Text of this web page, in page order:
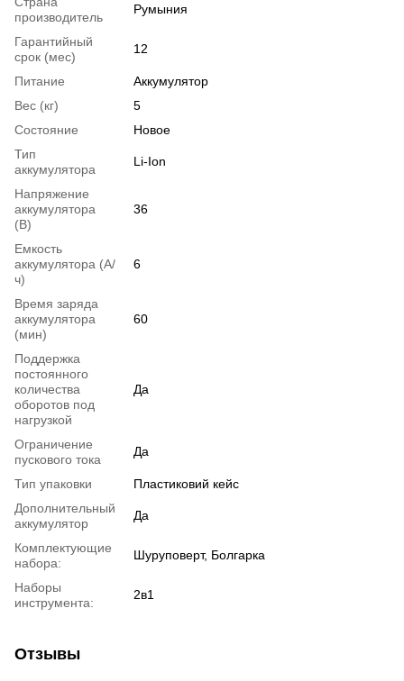
производитель
Румыния
Гарантийный
срок (мес)
12
Питание
Аккумулятор
Вес (кг)
5
Состояние
Новое
Тип
аккумулятора
Li-Ion
Напряжение
аккумулятора
(В)
36
Емкость
аккумулятора (А/
ч)
6
Время заряда
аккумулятора
(мин)
60
Поддержка
постоянного
количества
оборотов под
нагрузкой
Да
Ограничение
пускового тока
Да
Тип упаковки
Пластиковий кейс
Дополнительный
аккумулятор
Да
Комплектующие
набора:
Шуруповерт, Болгарка
Наборы
инструмента:
2в1
Отзывы